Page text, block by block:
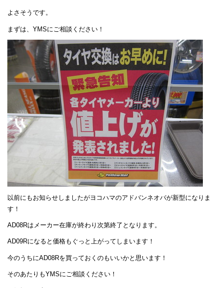
よさそうです。
まずは、YMSにご相談ください！
以前にもお知らせしましたがヨコハマのアドバンネオバが新型になりま
す！
AD08Rはメーカー在庫が終わり次第終了となります。
AD09Rになると価格もぐっと上がってしまいます！
今のうちにAD08Rを買っておくのもいいかと思います！
そのあたりもYMSにご相談ください！